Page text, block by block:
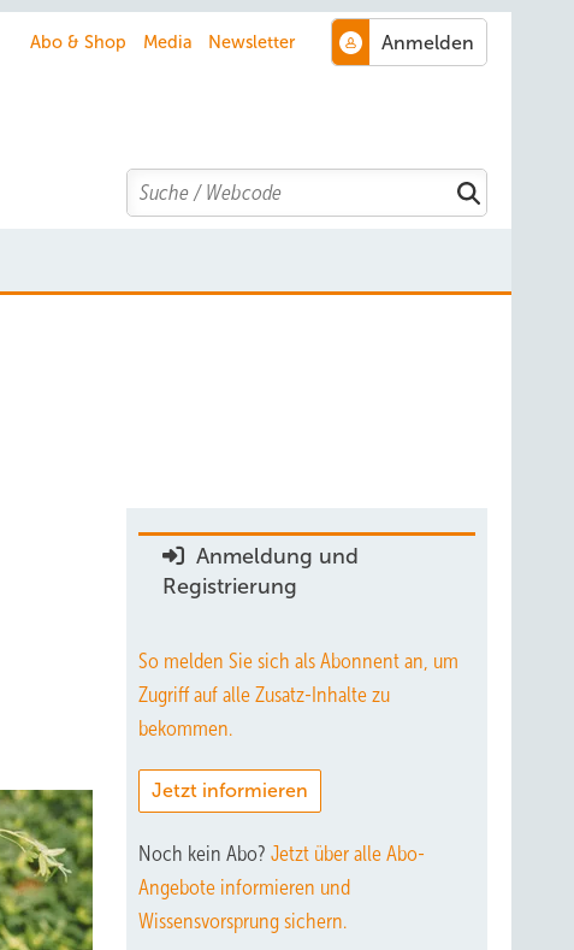
Abo & Shop Media Newsletter
Search
Anmeldung und
Registrierung
So melden Sie sich als Abonnent an, um
Zugriff auf alle Zusatz-Inhalte zu
bekommen.
Jetzt informieren
Noch kein Abo? Jetzt über alle Abo-
Angebote informieren und
Wissensvorsprung sichern.